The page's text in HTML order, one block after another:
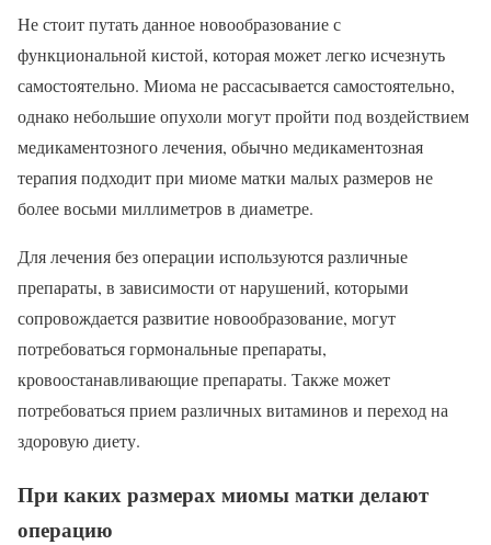
Не стоит путать данное новообразование с
функциональной кистой, которая может легко исчезнуть
самостоятельно. Миома не рассасывается самостоятельно,
однако небольшие опухоли могут пройти под воздействием
медикаментозного лечения, обычно медикаментозная
терапия подходит при миоме матки малых размеров не
более восьми миллиметров в диаметре.
Для лечения без операции используются различные
препараты, в зависимости от нарушений, которыми
сопровождается развитие новообразование, могут
потребоваться гормональные препараты,
кровоостанавливающие препараты. Также может
потребоваться прием различных витаминов и переход на
здоровую диету.
При каких размерах миомы матки делают
операцию